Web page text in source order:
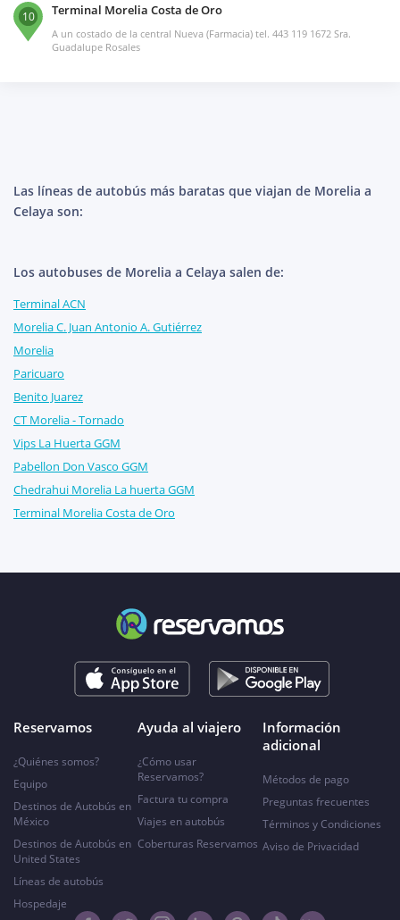
10 Terminal Morelia Costa de Oro
A un costado de la central Nueva (Farmacia) tel. 443 119 1672 Sra.
Guadalupe Rosales
Las líneas de autobús más baratas que viajan de Morelia a
Celaya son:
Los autobuses de Morelia a Celaya salen de:
Terminal ACN
Morelia C. Juan Antonio A. Gutiérrez
Morelia
Paricuaro
Benito Juarez
CT Morelia - Tornado
Vips La Huerta GGM
Pabellon Don Vasco GGM
Chedrahui Morelia La huerta GGM
Terminal Morelia Costa de Oro
Reservamos
¿Quiénes somos?
Equipo
Destinos de Autobús en
México
Destinos de Autobús en
United States
Líneas de autobús
Hospedaje
Ayuda al viajero
¿Cómo usar
Reservamos?
Factura tu compra
Viajes en autobús
Coberturas Reservamos
Información
adicional
Métodos de pago
Preguntas frecuentes
Términos y Condiciones
Aviso de Privacidad